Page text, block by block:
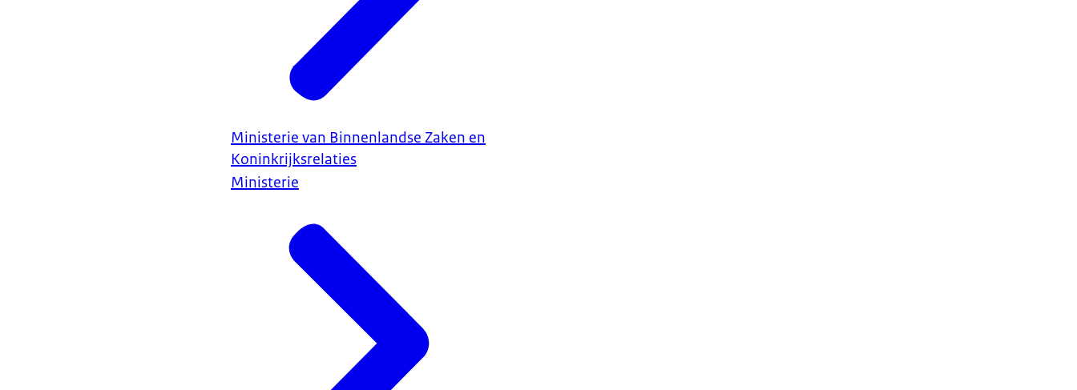
Ministerie van Binnenlandse Zaken en
Koninkrijksrelaties
Ministerie